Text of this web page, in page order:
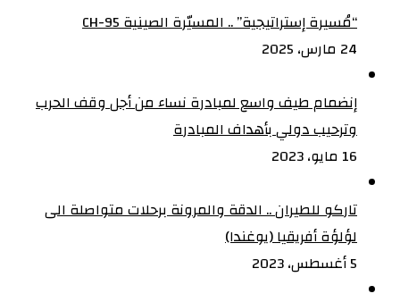
“مُسيرة إستراتيجية” .. المسيّرة الصينية CH-95
24 مارس، 2025
إنضمام طيف واسع لمبادرة نساء من أجل وقف الحرب
وترحيب دولي بأهداف المبادرة
16 مايو، 2023
تاركو للطيران .. الدقة والمرونة برحلات متواصلة الى
لؤلؤة أفريقيا (يوغندا)
5 أغسطس، 2023